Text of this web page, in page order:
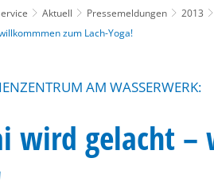
Aktuell Pressemeldungen 2013
zum Lach-Yoga!
AM WASSERWERK:
wird gelacht